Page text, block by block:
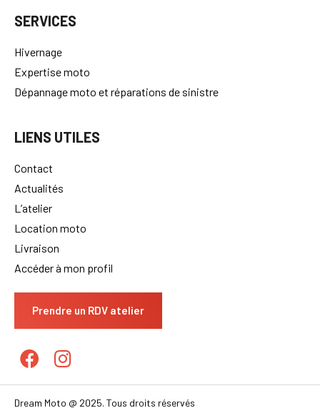
SERVICES
Hivernage
Expertise moto
Dépannage moto et réparations de sinistre
LIENS UTILES
Contact
Actualités
L’atelier
Location moto
Livraison
Accéder à mon profil
Prendre un RDV atelier
Dream Moto @ 2025. Tous droits réservés